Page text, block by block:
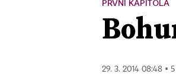
PRVNÍ KAPITOLA
29. 3. 2014 08:48 ▪